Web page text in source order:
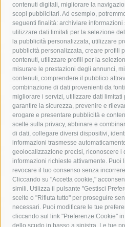
contenuti digitali, migliorare la
scopi pubblicitari. Ad esempio,
seguenti finalità: archiviare informazioni
utilizzare dati limitati per la selezione
la pubblicità personalizzata, utilizzare
pubblicità personalizzata, creare profili
contenuti, utilizzare profili per la
misurare le prestazioni degli annunci,
contenuti, comprendere il pubblico
combinazione di dati provenienti da
migliorare i servizi, utilizzare dati limitati
garantire la sicurezza, prevenire e
erogare e presentare pubblicità e
scelte sulla privacy, abbinare e
di dati, collegare diversi dispositivi,
informazioni trasmesse
geolocalizzazione precisi, riconoscere i
informazioni richieste attivamente. Puoi
revocare il tuo consenso senza
Cliccando su "Accetta cookie,"
simili. Utilizza il pulsante "Gestisci
scelte o "Rifiuta tutto" per proseguire
necessari. Puoi modificare le tue
cliccando sul link "Preferenze Cookie"
dello scudo in basso a sinistra. Le tue
acqua allerta meteo
anas
area marina protetta di punta
Asl Napoli 3 sud
capitaneria di
castellammare di stabia
comune di sorrento
concerto
costiera amalfitana
covid-19
fondazione sorrento
gori
lavori
lorenzo balducelli mare
massimo coppola
Meta napoli
penisola sorrentina
piano di
protezione civile
Regione
sindaco cuomo
sorrento
turismo
Vico Equense villa